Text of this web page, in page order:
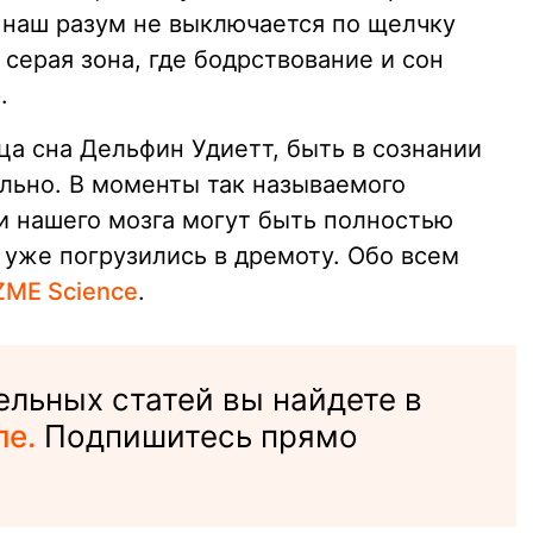
разум не выключается по щелчку
зона, где бодрствование и сон
сна Дельфин Удиетт, быть в сознании
В моменты так называемого
нашего мозга могут быть полностью
погрузились в дремоту. Обо всем
Science.
статей вы найдете в
Подпишитесь прямо